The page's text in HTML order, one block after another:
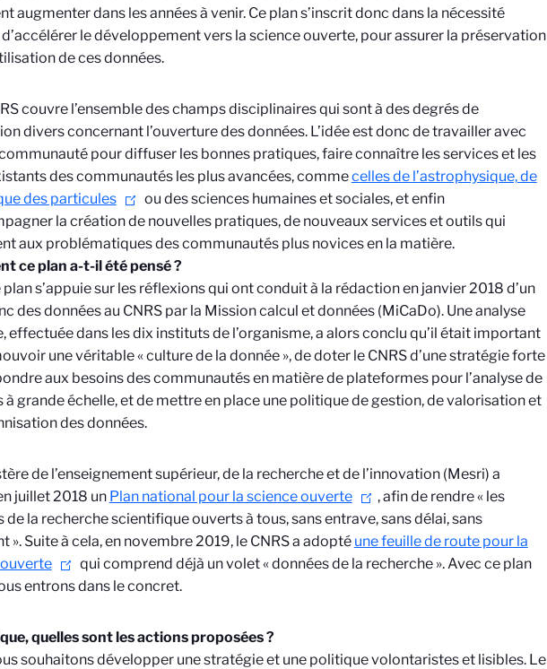
augmenter dans les années à venir. Ce plan s’inscrit donc dans la nécessité
le développement vers la science ouverte, pour assurer la préservation
de ces données.
couvre l’ensemble des champs disciplinaires qui sont à des degrés de
divers concernant l’ouverture des données. L’idée est donc de travailler avec
pour diffuser les bonnes pratiques, faire connaître les services et les
des communautés les plus avancées, commecelles de l’astrophysique, de
des particules
ou des sciences humaines et sociales, et enfin
la création de nouvelles pratiques, de nouveaux services et outils qui
aux problématiques des communautés plus novices en la matière.
ce plan a-t-il été pensé ?
plan s’appuie sur les réflexions qui ont conduit à la rédaction en janvier 2018 d’un
des données au CNRS par la Mission calcul et données (MiCaDo). Une analyse
effectuée dans les dix instituts de l’organisme, a alors conclu qu’il était important
une véritable « culture de la donnée », de doter le CNRS d’une stratégie forte
aux besoins des communautés en matière de plateformes pour l’analyse de
à grande échelle, et de mettre en place une politique de gestion, de valorisation et
des données.
de l’enseignement supérieur, de la recherche et de l’innovation (Mesri) a
juillet 2018 un Plan national pour la science ouverte
, afin de rendre « les
de la recherche scientifique ouverts à tous, sans entrave, sans délai, sans
». Suite à cela, en novembre 2019, le CNRS a adopté une feuille de route pour la
qui comprend déjà un volet « données de la recherche ». Avec ce plan
entrons dans le concret.
quelles sont les actions proposées ?
souhaitons développer une stratégie et une politique volontaristes et lisibles. Le